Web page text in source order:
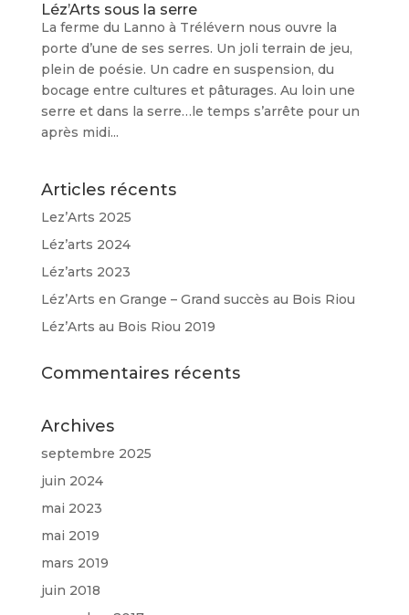
Léz’Arts sous la serre
La ferme du Lanno à Trélévern nous ouvre la
porte d’une de ses serres. Un joli terrain de jeu,
plein de poésie. Un cadre en suspension, du
bocage entre cultures et pâturages. Au loin une
serre et dans la serre…le temps s’arrête pour un
après midi...
Articles récents
Lez’Arts 2025
Léz’arts 2024
Léz’arts 2023
Léz’Arts en Grange – Grand succès au Bois Riou
Léz’Arts au Bois Riou 2019
Commentaires récents
Archives
septembre 2025
juin 2024
mai 2023
mai 2019
mars 2019
juin 2018